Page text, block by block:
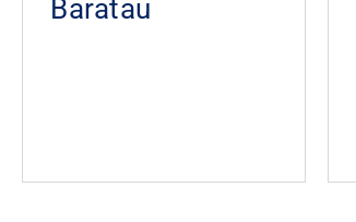
Baratau